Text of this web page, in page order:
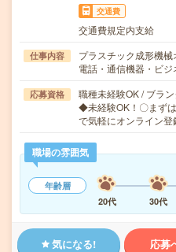
交通費
交通費規定内支給
仕事内容
プラスチック成形機
電話・通信機器・ビ
応募資格
職種未経験OK / ブラ
◆未経験OK！〇まず
で気軽にオンライン
職場の雰囲気
年齢層
20代
30代
気になる! 応募